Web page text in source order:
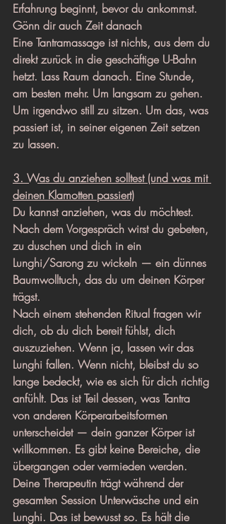
Erfahrung beginnt, bevor du ankommst.
Gönn dir auch Zeit danach
Eine Tantramassage ist nichts, aus dem du
direkt zurück in die geschäftige U-Bahn
hetzt. Lass Raum danach. Eine Stunde,
am besten mehr. Um langsam zu gehen.
Um irgendwo still zu sitzen. Um das, was
passiert ist, in seiner eigenen Zeit setzen
zu lassen.
3. Was du anziehen solltest (und was mit
deinen Klamotten passiert)
Du kannst anziehen, was du möchtest.
Nach dem Vorgespräch wirst du gebeten,
zu duschen und dich in ein
Lunghi/Sarong zu wickeln — ein dünnes
Baumwolltuch, das du um deinen Körper
trägst.
Nach einem stehenden Ritual fragen wir
dich, ob du dich bereit fühlst, dich
auszuziehen. Wenn ja, lassen wir das
Lunghi fallen. Wenn nicht, bleibst du so
lange bedeckt, wie es sich für dich richtig
anfühlt. Das ist Teil dessen, was Tantra
von anderen Körperarbeitsformen
unterscheidet — dein ganzer Körper ist
willkommen. Es gibt keine Bereiche, die
übergangen oder vermieden werden.
Deine Therapeutin trägt während der
gesamten Session Unterwäsche und ein
Lunghi. Das ist bewusst so. Es hält die